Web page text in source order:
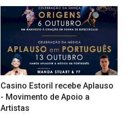
Casino Estoril recebe Aplauso
- Movimento de Apoio a
Artistas